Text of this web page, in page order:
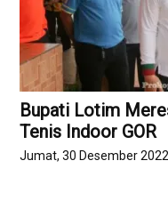
Bupati Lotim
Tenis Indoor GOR
Jumat, 30 Desember 2022